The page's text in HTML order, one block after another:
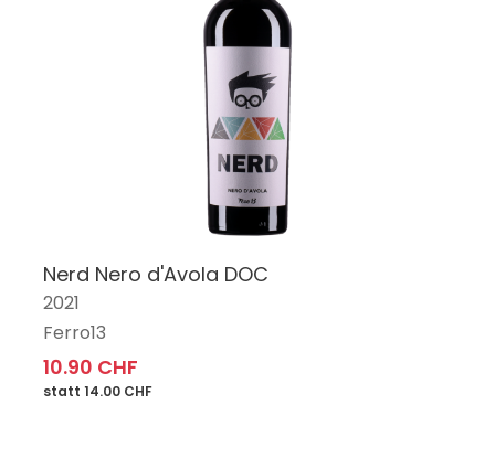
Nerd Nero d'Avola DOC
2021
Ferro13
10.90 CHF
statt 14.00 CHF